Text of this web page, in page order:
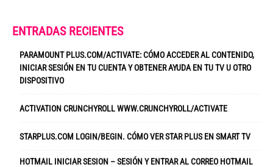
ENTRADAS RECIENTES
PARAMOUNT PLUS.COM/ACTIVATE: CÓMO ACCEDER AL CONTENIDO,
INICIAR SESIÓN EN TU CUENTA Y OBTENER AYUDA EN TU TV U OTRO
DISPOSITIVO
ACTIVATION CRUNCHYROLL WWW.CRUNCHYROLL/ACTIVATE
STARPLUS.COM LOGIN/BEGIN. CÓMO VER STAR PLUS EN SMART TV
HOTMAIL INICIAR SESION – SESIÓN Y ENTRAR AL CORREO HOTMAIL